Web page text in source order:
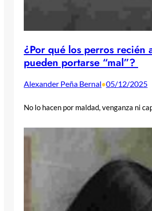
¿Por qué los perros recién
pueden portarse “mal”?
Alexander Peña Bernal•05/12/2025
No lo hacen por maldad, venganza ni